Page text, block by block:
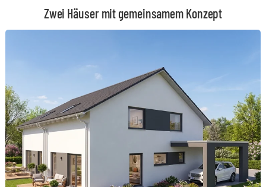
Zwei Häuser mit gemeinsamem Konzept